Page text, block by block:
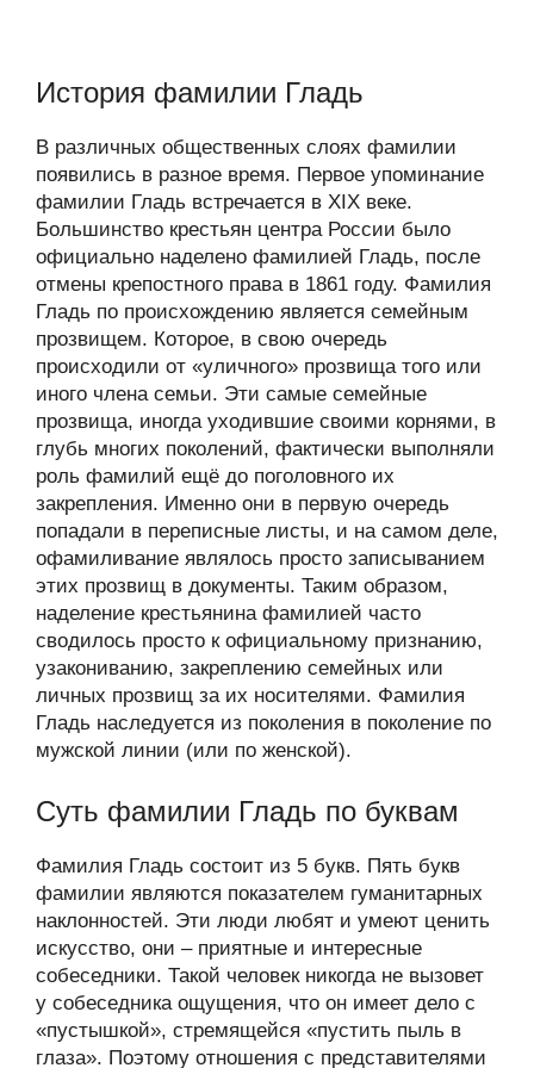
История фамилии Гладь
В различных общественных слоях фамилии
появились в разное время. Первое упоминание
фамилии Гладь встречается в XIX веке.
Большинство крестьян центра России было
официально наделено фамилией Гладь, после
отмены крепостного права в 1861 году. Фамилия
Гладь по происхождению является семейным
прозвищем. Которое, в свою очередь
происходили от «уличного» прозвища того или
иного члена семьи. Эти самые семейные
прозвища, иногда уходившие своими корнями, в
глубь многих поколений, фактически выполняли
роль фамилий ещё до поголовного их
закрепления. Именно они в первую очередь
попадали в переписные листы, и на самом деле,
офамиливание являлось просто записыванием
этих прозвищ в документы. Таким образом,
наделение крестьянина фамилией часто
сводилось просто к официальному признанию,
узакониванию, закреплению семейных или
личных прозвищ за их носителями. Фамилия
Гладь наследуется из поколения в поколение по
мужской линии (или по женской).
Суть фамилии Гладь по буквам
Фамилия Гладь состоит из 5 букв. Пять букв
фамилии являются показателем гуманитарных
наклонностей. Эти люди любят и умеют ценить
искусство, они – приятные и интересные
собеседники. Такой человек никогда не вызовет
у собеседника ощущения, что он имеет дело с
«пустышкой», стремящейся «пустить пыль в
глаза». Поэтому отношения с представителями